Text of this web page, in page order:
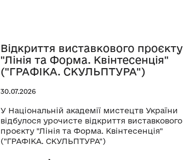
Відкриття виставкового проєкту
"Лінія та Форма. Квінтесенція"
("ГРАФІКА. СКУЛЬПТУРА")
30.07.2026
У Національній академії мистецтв України
відбулося урочисте відкриття виставкового
проєкту "Лінія та Форма. Квінтесенція"
("ГРАФІКА. СКУЛЬПТУРА")